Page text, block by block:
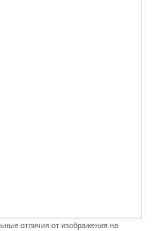
отличия от изображения на